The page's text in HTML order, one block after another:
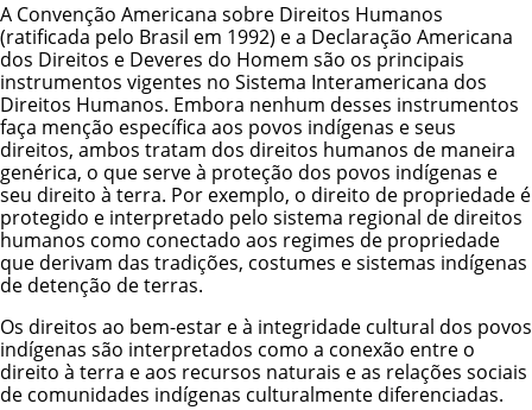
A Convenção Americana sobre Direitos Humanos
(ratificada pelo Brasil em 1992) e a Declaração Americana
dos Direitos e Deveres do Homem são os principais
instrumentos vigentes no Sistema Interamericana dos
Direitos Humanos. Embora nenhum desses instrumentos
faça menção específica aos povos indígenas e seus
direitos, ambos tratam dos direitos humanos de maneira
genérica, o que serve à proteção dos povos indígenas e
seu direito à terra. Por exemplo, o direito de propriedade é
protegido e interpretado pelo sistema regional de direitos
humanos como conectado aos regimes de propriedade
que derivam das tradições, costumes e sistemas indígenas
de detenção de terras.
Os direitos ao bem-estar e à integridade cultural dos povos
indígenas são interpretados como a conexão entre o
direito à terra e aos recursos naturais e as relações sociais
de comunidades indígenas culturalmente diferenciadas.